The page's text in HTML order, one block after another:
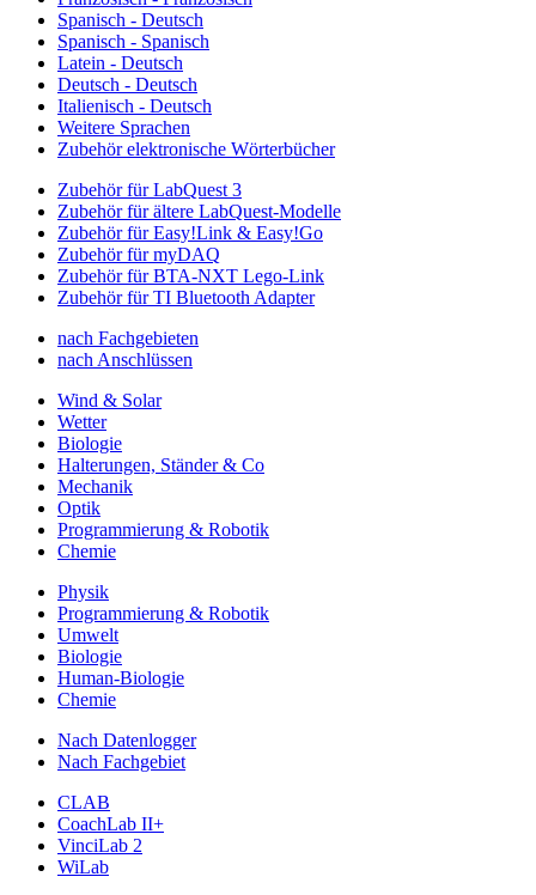
Spanisch - Deutsch
Spanisch - Spanisch
Latein - Deutsch
Deutsch - Deutsch
Italienisch - Deutsch
Weitere Sprachen
Zubehör elektronische Wörterbücher
Zubehör für LabQuest 3
Zubehör für ältere LabQuest-Modelle
Zubehör für Easy!Link & Easy!Go
Zubehör für myDAQ
Zubehör für BTA-NXT Lego-Link
Zubehör für TI Bluetooth Adapter
nach Fachgebieten
nach Anschlüssen
Wind & Solar
Wetter
Biologie
Halterungen, Ständer & Co
Mechanik
Optik
Programmierung & Robotik
Chemie
Physik
Programmierung & Robotik
Umwelt
Biologie
Human-Biologie
Chemie
Nach Datenlogger
Nach Fachgebiet
CLAB
CoachLab II+
VinciLab 2
WiLab